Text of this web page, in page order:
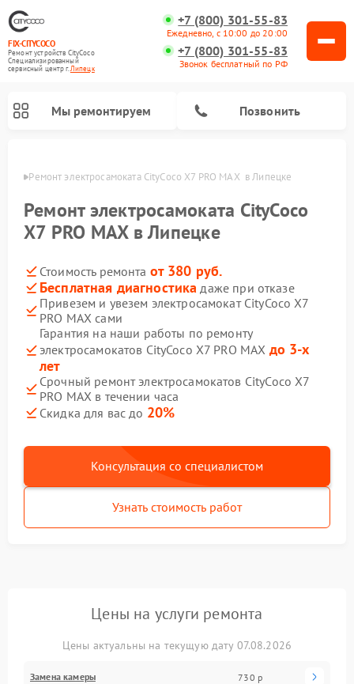
FIX-CITYCOCO
Ремонт устройств CityCoco
Специализированный
cервисный центр г.Липецк
+7 (800) 301-55-83
Ежедневно, с 10:00 до 20:00
+7 (800) 301-55-83
Звонок бесплатный по РФ
Мы ремонтируем Позвонить
Ремонт электросамоката CityCoco X7 PRO MAX  в Липецке
Ремонт электросамоката CityCoco
X7 PRO MAX в Липецке
Стоимость ремонта от 380 руб.
Бесплатная диагностика даже при отказе
Привезем и увезем электросамокат CityCoco X7
PRO MAX сами
Гарантия на наши работы по ремонту
электросамокатов CityCoco X7 PRO MAX до 3-х
лет
Срочный ремонт электросамокатов CityCoco X7
PRO MAX в течении часа
Скидка для вас до 20%
Консультация со специалистом
Узнать стоимость работ
Цены на услуги ремонта
Цены актуальны на текущую дату 07.08.2026
Замена камеры 730 р